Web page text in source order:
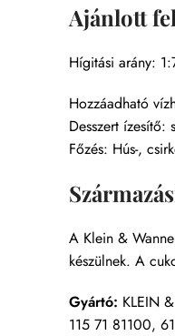
Ajánlott
Hígitási arány:
Hozzáadható
Desszert ízesítő:
Főzés: Hús-,
A Klein &
készülnek. A
Gyártó: KLEIN
115 71 81100,